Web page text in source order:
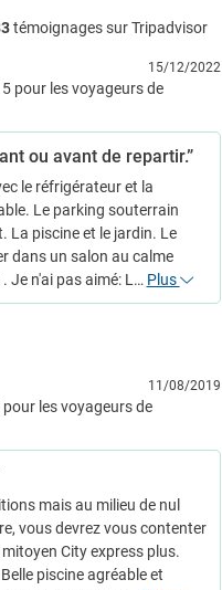
témoignages sur Tripadvisor
15/12/2022
ou avant de repartir.”
le réfrigérateur et la
Le parking souterrain
La piscine et le jardin. Le
dans un salon au calme
Je n'ai pas aimé: L… Plus
11/08/2019
mais au milieu de nul
vous devrez vous contenter
City express plus.
piscine agréable et